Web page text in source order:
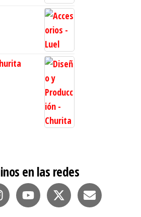
en las redes